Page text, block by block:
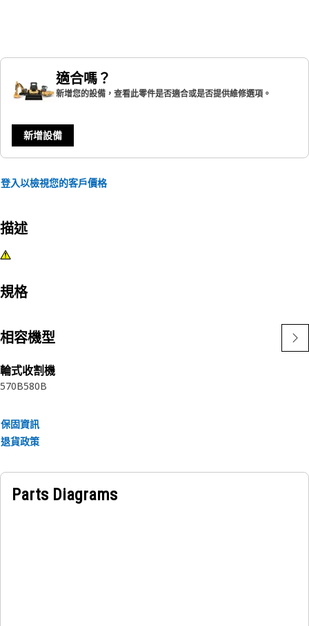
適合嗎？
新增您的設備，查看此零件是否適合或是否提供維修選項。
新增設備
登入以檢視您的客戶價格
描述
規格
相容機型
輪式收割機
570B580B
保固資訊
退貨政策
Parts Diagrams